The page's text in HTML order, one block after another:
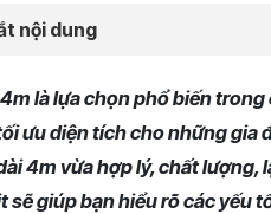
nội dung
là lựa chọn phổ biến
ưu diện tích cho những gia
4m vừa hợp lý, chất lượng,
sẽ giúp bạn hiểu rõ các yếu